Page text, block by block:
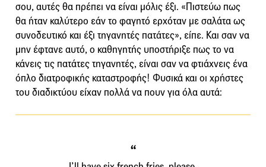
σου, αυτές θα πρέπει να είναι μόλις έξι. «Πιστεύω πως
θα ήταν καλύτερο εάν το φαγητό ερχόταν με σαλάτα ως
συνοδευτικό και έξι τηγανητές πατάτες», είπε. Και σαν να
μην έφτανε αυτό, ο καθηγητής υποστήριξε πως το να
κάνεις τις πατάτες τηγανητές, είναι σαν να φτιάχνεις ένα
όπλο διατροφικής καταστροφής! Φυσικά και οι χρήστες
του διαδικτύου είχαν πολλά να πουν για όλα αυτά: